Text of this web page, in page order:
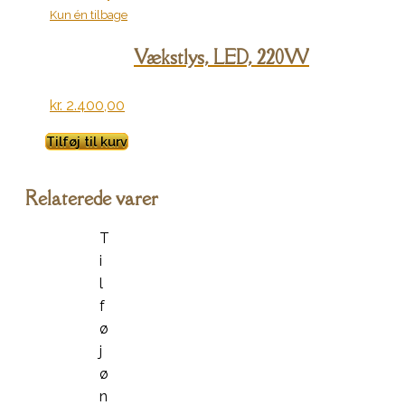
Kun én tilbage
Vækstlys, LED, 220W
kr. 2.400,00
Tilføj til kurv
Relaterede varer
T
i
l
f
ø
j
ø
n